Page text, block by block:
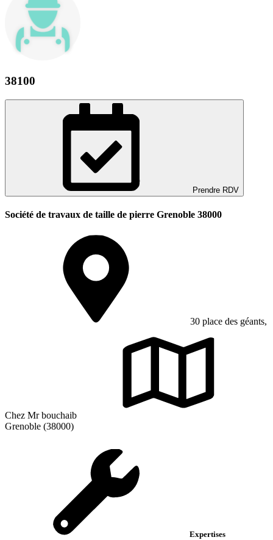
38100
Prendre RDV
Société de travaux de taille de pierre Grenoble 38000
30 place des géants,
Chez Mr bouchaib
Grenoble (38000)
Expertises